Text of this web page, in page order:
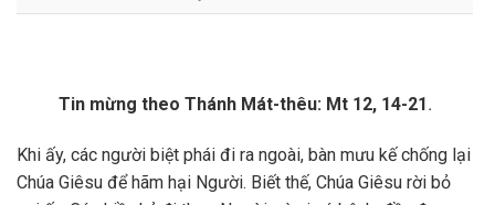
Tin mừng theo Thánh Mát-thêu: Mt 12, 14-21 .
Khi ấy, các người biệt phái đi ra ngoài, bàn mưu kế chống lại
Chúa Giêsu để hãm hại Người. Biết thế, Chúa Giêsu rời bỏ